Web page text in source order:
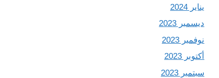
يناير 2024
ديسمبر 2023
نوفمبر 2023
أكتوبر 2023
سبتمبر 2023